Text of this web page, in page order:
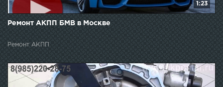
1:23
Ремонт АКПП БМВ в Москве
Ремонт АКПП